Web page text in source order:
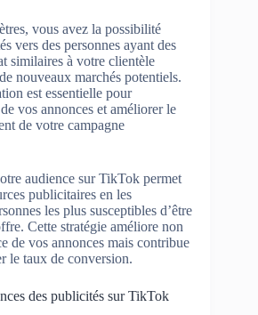
vous avez la possibilité
vers des personnes ayant des
similaires à votre clientèle
nouveaux marchés potentiels.
est essentielle pour
vos annonces et améliorer le
de votre campagne
audience sur TikTok permet
publicitaires en les
les plus susceptibles d’être
Cette stratégie améliore non
de vos annonces mais contribue
le taux de conversion.
des publicités sur TikTok